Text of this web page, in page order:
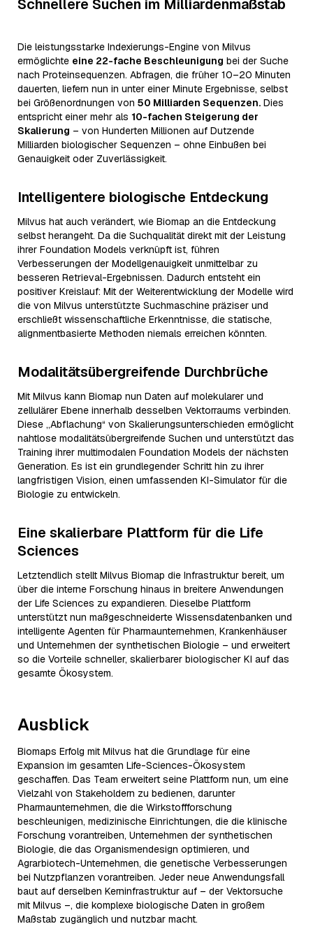
Schnellere Suchen im Milliardenmaßstab
Die leistungsstarke Indexierungs-Engine von Milvus
ermöglichte eine 22-fache Beschleunigung bei der Suche
nach Proteinsequenzen. Abfragen, die früher 10–20 Minuten
dauerten, liefern nun in unter einer Minute Ergebnisse, selbst
bei Größenordnungen von 50 Milliarden Sequenzen. Dies
entspricht einer mehr als 10-fachen Steigerung der
Skalierung – von Hunderten Millionen auf Dutzende
Milliarden biologischer Sequenzen – ohne Einbußen bei
Genauigkeit oder Zuverlässigkeit.
Intelligentere biologische Entdeckung
Milvus hat auch verändert, wie Biomap an die Entdeckung
selbst herangeht. Da die Suchqualität direkt mit der Leistung
ihrer Foundation Models verknüpft ist, führen
Verbesserungen der Modellgenauigkeit unmittelbar zu
besseren Retrieval-Ergebnissen. Dadurch entsteht ein
positiver Kreislauf: Mit der Weiterentwicklung der Modelle wird
die von Milvus unterstützte Suchmaschine präziser und
erschließt wissenschaftliche Erkenntnisse, die statische,
alignmentbasierte Methoden niemals erreichen könnten.
Modalitätsübergreifende Durchbrüche
Mit Milvus kann Biomap nun Daten auf molekularer und
zellulärer Ebene innerhalb desselben Vektorraums verbinden.
Diese „Abflachung“ von Skalierungsunterschieden ermöglicht
nahtlose modalitätsübergreifende Suchen und unterstützt das
Training ihrer multimodalen Foundation Models der nächsten
Generation. Es ist ein grundlegender Schritt hin zu ihrer
langfristigen Vision, einen umfassenden KI-Simulator für die
Biologie zu entwickeln.
Eine skalierbare Plattform für die Life
Sciences
Letztendlich stellt Milvus Biomap die Infrastruktur bereit, um
über die interne Forschung hinaus in breitere Anwendungen
der Life Sciences zu expandieren. Dieselbe Plattform
unterstützt nun maßgeschneiderte Wissensdatenbanken und
intelligente Agenten für Pharmaunternehmen, Krankenhäuser
und Unternehmen der synthetischen Biologie – und erweitert
so die Vorteile schneller, skalierbarer biologischer KI auf das
gesamte Ökosystem.
Ausblick
Biomaps Erfolg mit Milvus hat die Grundlage für eine
Expansion im gesamten Life-Sciences-Ökosystem
geschaffen. Das Team erweitert seine Plattform nun, um eine
Vielzahl von Stakeholdern zu bedienen, darunter
Pharmaunternehmen, die die Wirkstoffforschung
beschleunigen, medizinische Einrichtungen, die die klinische
Forschung vorantreiben, Unternehmen der synthetischen
Biologie, die das Organismendesign optimieren, und
Agrarbiotech-Unternehmen, die genetische Verbesserungen
bei Nutzpflanzen vorantreiben. Jeder neue Anwendungsfall
baut auf derselben Kerninfrastruktur auf – der Vektorsuche
mit Milvus –, die komplexe biologische Daten in großem
Maßstab zugänglich und nutzbar macht.